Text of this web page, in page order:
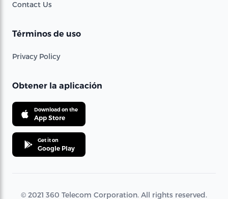
Contact Us
Términos de uso
Privacy Policy
Obtener la aplicación
Download on the
App Store
Get it on
Google Play
© 2021 360 Telecom Corporation. All rights reserved.